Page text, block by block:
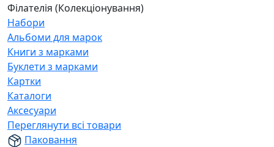
Філателія (Колекціонування)
Набори
Альбоми для марок
Книги з марками
Буклети з марками
Картки
Каталоги
Аксесуари
Переглянути всі товари
Паковання